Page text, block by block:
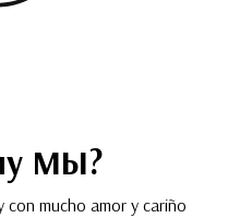
МЫ?
con mucho amor y cariño